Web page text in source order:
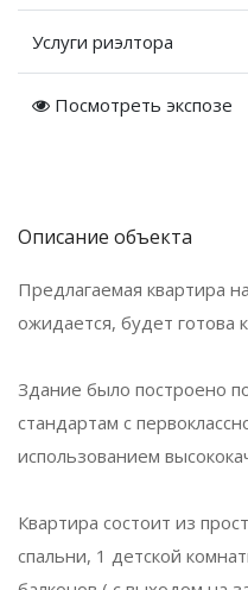
Услуги риэлтора
Посмотреть экспозе
Описание объекта
Предлагаемая квартира
ожидается, будет готова
Здание было построено
стандартам с
использованием
Квартира состоит из
спальни, 1 детской